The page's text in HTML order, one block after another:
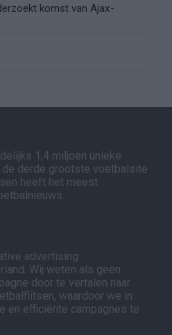
komst van Ajax-
1,4 miljoen unieke
derde grootste voetbalsite
heeft het meest
advertising
Wij weten als geen
door te vertalen naar
waardoor we in
en efficiënte campagnes te